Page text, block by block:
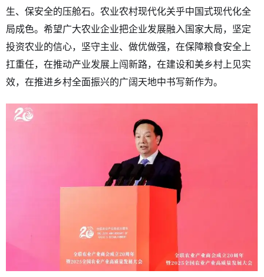
生、保安全的压舱石。农业农村现代化关乎中国式现代化全
局成色。希望广大农业企业把企业发展融入国家大局，坚定
投资农业的信心，坚守主业、做优做强，在保障粮食安全上
扛重任，在推动产业发展上闯新路，在建设和美乡村上见实
效，在推进乡村全面振兴的广阔天地中书写新作为。